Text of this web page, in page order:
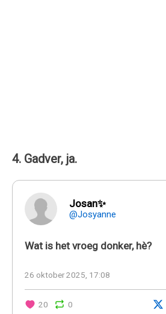
4. Gadver, ja.
Josan✨
@Josyanne
Wat is het vroeg donker, hè?
26 oktober 2025, 17:08
20 0